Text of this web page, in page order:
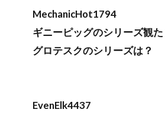
MechanicHot1794
ギニーピッグのシリーズ観た
グロテスクのシリーズは？
EvenElk4437